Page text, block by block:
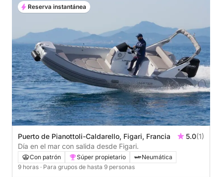
Puerto de Pianottoli-Caldarello, Figari, Francia 5.0(1)
Día en el mar con salida desde Figari.
Con patrón Súper propietario
Neumática
9 horas · Para grupos de hasta 9 personas
Reserva instantánea